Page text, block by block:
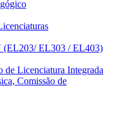
EL303 / EL403)
de Licenciatura Integrada
Comissão de